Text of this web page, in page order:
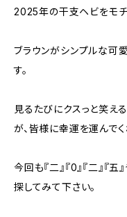
2025年の干支ヘビをモチ
ブラウンがシンプルな可
す。
見るたびにクスっと笑え
が、皆様に幸運を運んでく
今回も『二』『0』『二』『
探してみて下さい。